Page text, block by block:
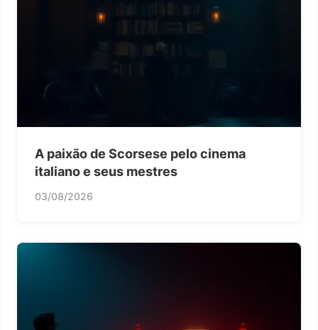
A paixão de Scorsese pelo cinema
italiano e seus mestres
03/08/2026